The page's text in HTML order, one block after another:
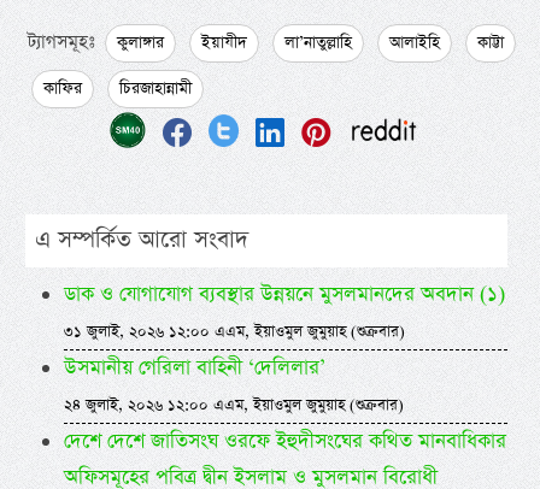
ট্যাগসমূহঃ কুলাঙ্গার ইয়াযীদ লা’নাতুল্লাহি আলাইহি
কাট্টা
কাফির
চিরজাহান্নামী
এ সম্পর্কিত আরো সংবাদ
ডাক ও যোগাযোগ ব্যবস্থার উন্নয়নে মুসলমানদের অবদান (১)
৩১ জুলাই, ২০২৬ ১২:০০ এএম, ইয়াওমুল জুমুয়াহ (শুক্রবার)
উসমানীয় গেরিলা বাহিনী ‘দেলিলার’
২৪ জুলাই, ২০২৬ ১২:০০ এএম, ইয়াওমুল জুমুয়াহ (শুক্রবার)
দেশে দেশে জাতিসংঘ ওরফে ইহুদীসংঘের কথিত মানবাধিকার
অফিসমূহের পবিত্র দ্বীন ইসলাম ও মুসলমান বিরোধী